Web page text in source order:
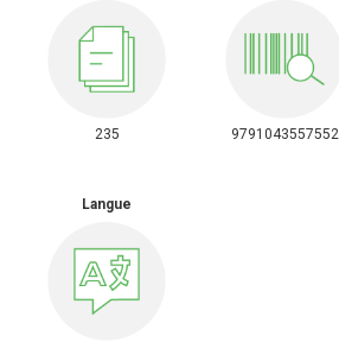
235 9791043557552
Langue